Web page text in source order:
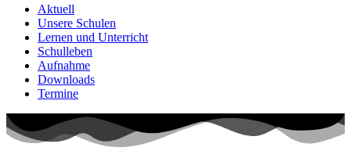
Aktuell
Unsere Schulen
Lernen und Unterricht
Schulleben
Aufnahme
Downloads
Termine